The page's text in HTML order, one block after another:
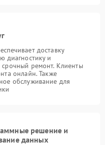
доставку
диагностику и
срочный ремонт. Клиенты
онлайн. Также
обслуживание для
решение и
данных